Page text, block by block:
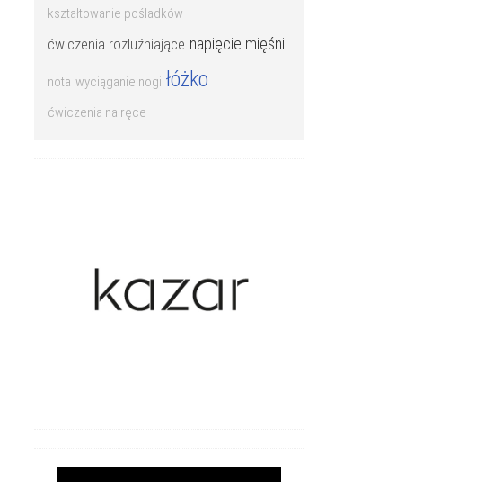
kształtowanie pośladków
ćwiczenia rozluźniające napięcie mięśni
nota wyciąganie nogi łóżko
ćwiczenia na ręce